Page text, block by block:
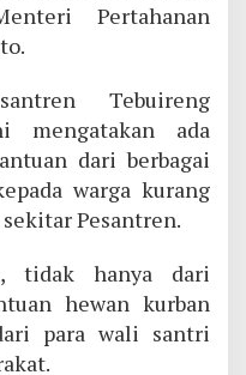
Pertahanan
Tebuireng
mengatakan ada
dari berbagai
warga kurang
Pesantren.
tidak hanya dari
hewan kurban
para wali santri